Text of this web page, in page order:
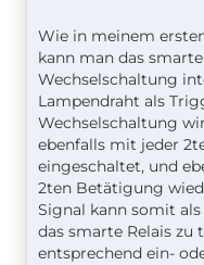
Wie in meinem
kann man das
Wechselschaltung
Lampendraht als
Wechselschaltung
ebenfalls mit jeder
eingeschaltet, und
2ten Betätigung
Signal kann somit
das smarte Relais zu
entsprechend ein-